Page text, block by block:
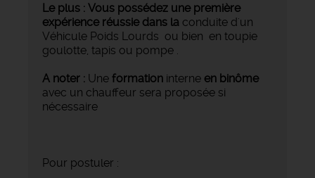
Le plus : Vous possédez une première
expérience réussie dans la conduite d'un
Véhicule Poids Lourds ou bien en toupie
goulotte, tapis ou pompe .
A noter : Une formation interne en binôme
avec un chauffeur sera proposée si
nécessaire
Pour postuler :